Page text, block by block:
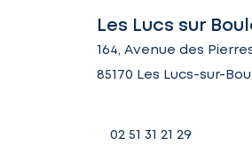
Les Lucs sur
164, Avenue des
85170 Les Lucs-sur-
02 51 31 21 29